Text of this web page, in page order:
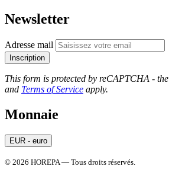
Newsletter
Adresse mail
Inscription
This form is protected by reCAPTCHA - the
and Terms of Service apply.
Monnaie
EUR - euro
© 2026 HOREPA — Tous droits réservés.